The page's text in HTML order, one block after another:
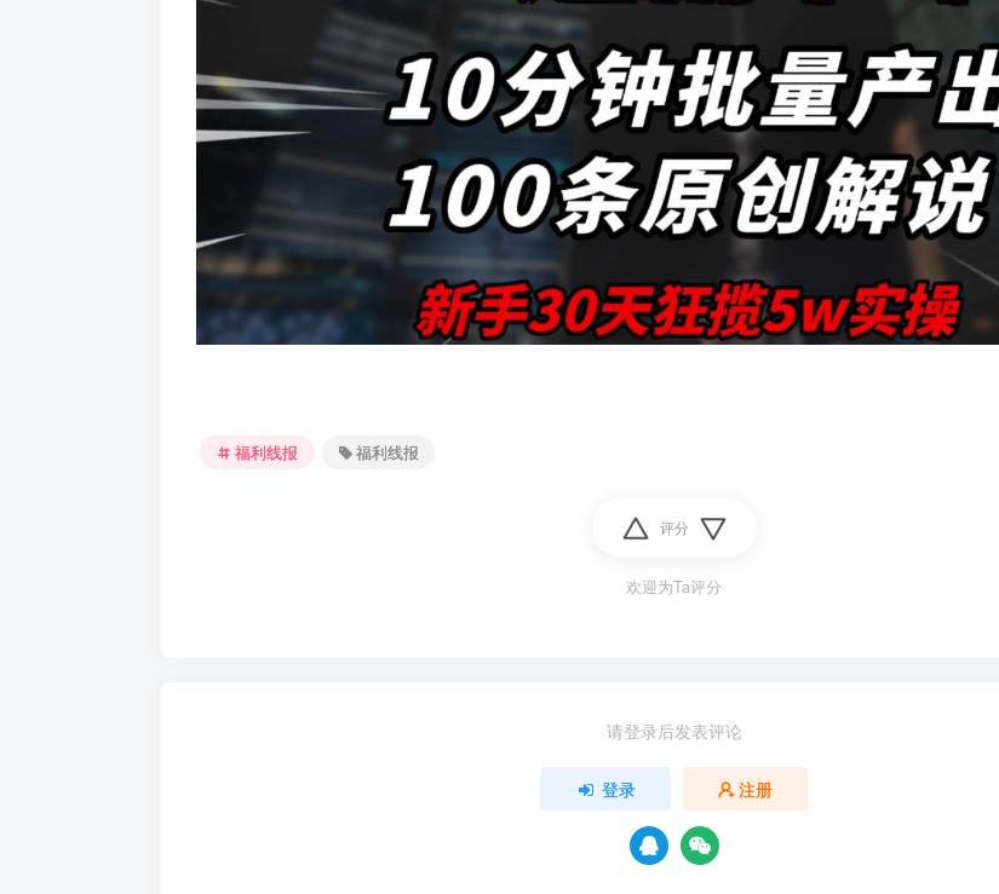
福利线报 福利线报
评分
欢迎为Ta评分
请登录后发表评论
登录 注册